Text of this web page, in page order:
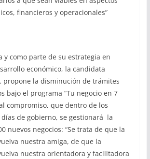
financieros y operacionales”
y como parte de su estrategia en
económico, la candidata
propone la disminución de trámites
bajo el programa “Tu negocio en 7
compromiso, que dentro de los
de gobierno, se gestionará la
nuevos negocios: “Se trata de que la
nuestra amiga, de que la
nuestra orientadora y facilitadora